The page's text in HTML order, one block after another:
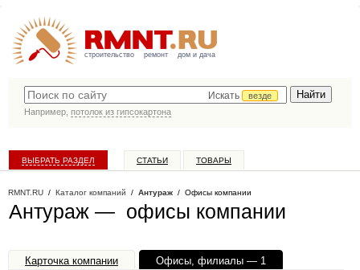
строительство ремонт дом и дача
Искать
везде
Например, потолок из гипсокартона
ВЫБРАТЬ РАЗДЕЛ СТАТЬИ ТОВАРЫ
RMNT.RU / Каталог компаний / Антураж / Офисы компании
Антураж — офисы компании
Карточка компании Офисы, филиалы — 1